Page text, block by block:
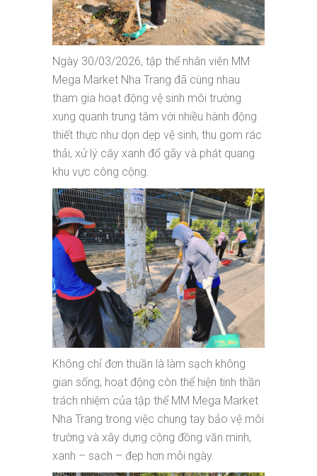
Ngày 30/03/2026, tập thể nhân viên MM
Mega Market Nha Trang đã cùng nhau
tham gia hoạt động vệ sinh môi trường
xung quanh trung tâm với nhiều hành động
thiết thực như dọn dẹp vệ sinh, thu gom rác
thải, xử lý cây xanh đổ gãy và phát quang
khu vực công cộng.
Không chỉ đơn thuần là làm sạch không
gian sống, hoạt động còn thể hiện tinh thần
trách nhiệm của tập thể MM Mega Market
Nha Trang trong việc chung tay bảo vệ môi
trường và xây dựng cộng đồng văn minh,
xanh – sạch – đẹp hơn mỗi ngày.